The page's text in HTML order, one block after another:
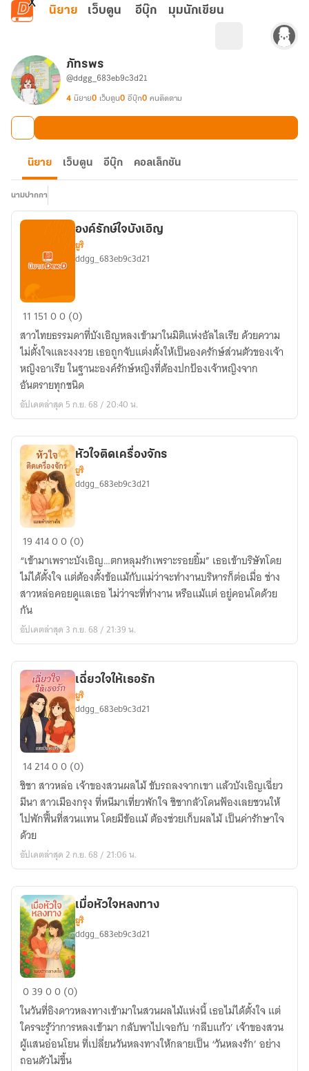
ข้ามไปยังเนื้อหาหลัก
นิยาย เว็บตูน อีบุ๊ก มุมนักเขียน
ภัทรพร
@ddgg_683eb9c3d21
4 นิยาย0 เว็บตูน0 อีบุ๊ก0 คนติดตาม
นิยาย เว็บตูน อีบุ๊ก คอลเล็กชัน
นามปากกา
องค์
รักษ์
ใจ
บังเอิญ
องค์รักษ์ใจบังเอิญ
ยูริ
ddgg_683eb9c3d21
11 15100 (0)
สาวไทยธรรมดาที่บังเอิญหลงเข้ามาในมิติแห่งอัลไลเรีย ด้วยความ
ไม่ตั้งใจและงงงวย เธอถูกจับแต่งตั้งให้เป็นองครักษ์ส่วนตัวของเจ้า
หญิงอาเรีย ในฐานะองค์รักษ์หญิงที่ต้องปกป้องเจ้าหญิงจาก
อันตรายทุกชนิด
อัปเดตล่าสุด 5 ก.ย. 68 / 20:40 น.
หัวใจ
ติด
เครื่องจักร
หัวใจติดเครื่องจักร
ยูริ
ddgg_683eb9c3d21
1941400 (0)
“เข้ามาเพราะบังเอิญ…ตกหลุมรักเพราะรอยยิ้ม” เธอเข้าบริษัทโดย
ไม่ได้ตั้งใจ แต่ต้องตั้งข้อแม้กับแม่ว่าจะทำงานบริหารก็ต่อเมื่อ ช่าง
สาวหล่อคอยดูแลเธอ ไม่ว่าจะที่ทำงาน หรือแม้แต่ อยู่คอนโดด้วย
กัน
อัปเดตล่าสุด 3 ก.ย. 68 / 21:39 น.
เฉี่ยว
ใจ
ให้
เธอ
รัก
เฉี่ยวใจให้เธอรัก
ยูริ
ddgg_683eb9c3d21
1421400 (0)
ชิชา สาวหล่อ เจ้าของสวนผลไม้ ขับรถลงจากเขา แล้วบังเอิญเฉี่ยว
มีนา สาวเมืองกรุง ที่หนีมาเที่ยวพักใจ ชิชากลัวโดนฟ้องเลยชวนให้
ไปพักฟื้นที่สวนแทน โดยมีข้อแม้ ต้องช่วยเก็บผลไม้ เป็นค่ารักษาใจ
ด้วย
อัปเดตล่าสุด 2 ก.ย. 68 / 21:06 น.
เมื่อ
หัวใจ
หลง
ทาง
เมื่อหัวใจหลงทาง
ยูริ
ddgg_683eb9c3d21
03900 (0)
ในวันที่อิงดาวหลงทางเข้ามาในสวนผลไม้แห่งนี้ เธอไม่ได้ตั้งใจ แต่
ใครจะรู้ว่าการหลงเข้ามา กลับพาไปเจอกับ ‘กลีบแก้ว’ เจ้าของสวน
ผู้แสนอ่อนโยน ที่เปลี่ยนวันหลงทางให้กลายเป็น ‘วันหลงรัก’ อย่าง
ถอนตัวไม่ขึ้น